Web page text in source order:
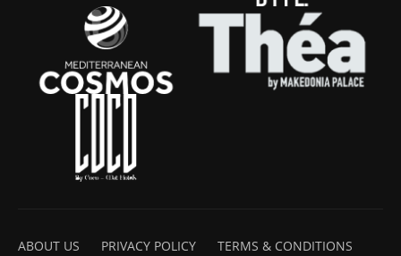
ABOUT US PRIVACY POLICY
TERMS & CONDITIONS